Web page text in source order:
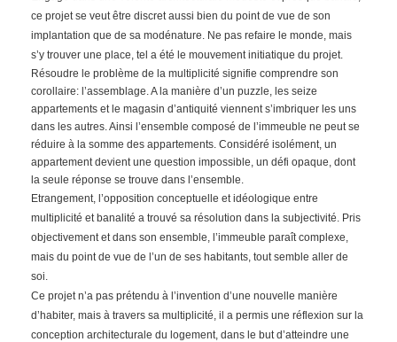
ce projet se veut être discret aussi bien du point de vue de son
implantation que de sa modénature. Ne pas refaire le monde, mais
s’y trouver une place, tel a été le mouvement initiatique du projet.
Résoudre le problème de la multiplicité signifie comprendre son
corollaire: l’assemblage. A la manière d’un puzzle, les seize
appartements et le magasin d’antiquité viennent s’imbriquer les uns
dans les autres. Ainsi l’ensemble composé de l’immeuble ne peut se
réduire à la somme des appartements. Considéré isolément, un
appartement devient une question impossible, un défi opaque, dont
la seule réponse se trouve dans l’ensemble.
Etrangement, l’opposition conceptuelle et idéologique entre
multiplicité et banalité a trouvé sa résolution dans la subjectivité. Pris
objectivement et dans son ensemble, l’immeuble paraît complexe,
mais du point de vue de l’un de ses habitants, tout semble aller de
soi.
Ce projet n’a pas prétendu à l’invention d’une nouvelle manière
d’habiter, mais à travers sa multiplicité, il a permis une réflexion sur la
conception architecturale du logement, dans le but d’atteindre une